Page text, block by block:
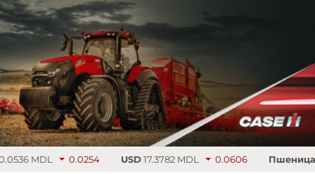
MDL 0.0254 USD17.3782 MDL 0.0606 Пшеница